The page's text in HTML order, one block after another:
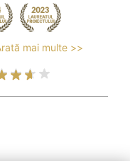
mai multe >>